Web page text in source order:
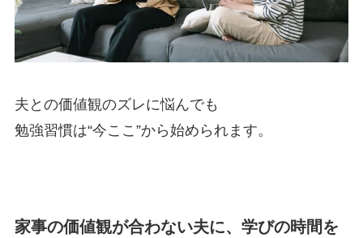
夫との価値観のズレに悩んでも
勉強習慣は“今ここ”から始められます。
家事の価値観が合わない夫に、学びの時間を